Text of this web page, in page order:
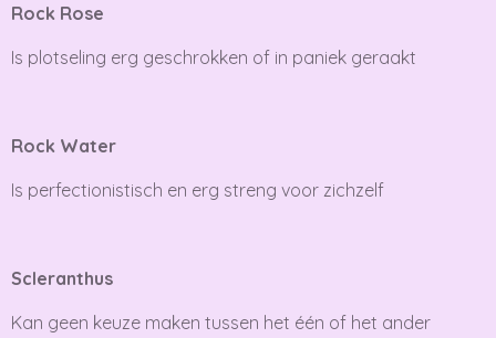
Rock Rose
Is plotseling erg geschrokken of in paniek geraakt
Rock Water
Is perfectionistisch en erg streng voor zichzelf
Scleranthus
Kan geen keuze maken tussen het één of het ander